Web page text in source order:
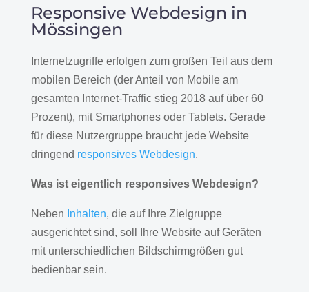
Responsive Webdesign in
Mössingen
Internetzugriffe erfolgen zum großen Teil aus dem
mobilen Bereich (der Anteil von Mobile am
gesamten Internet-Traffic stieg 2018 auf über 60
Prozent), mit Smartphones oder Tablets. Gerade
für diese Nutzergruppe braucht jede Website
dringend responsives Webdesign.
Was ist eigentlich responsives Webdesign?
Neben Inhalten, die auf Ihre Zielgruppe
ausgerichtet sind, soll Ihre Website auf Geräten
mit unterschiedlichen Bildschirmgrößen gut
bedienbar sein.